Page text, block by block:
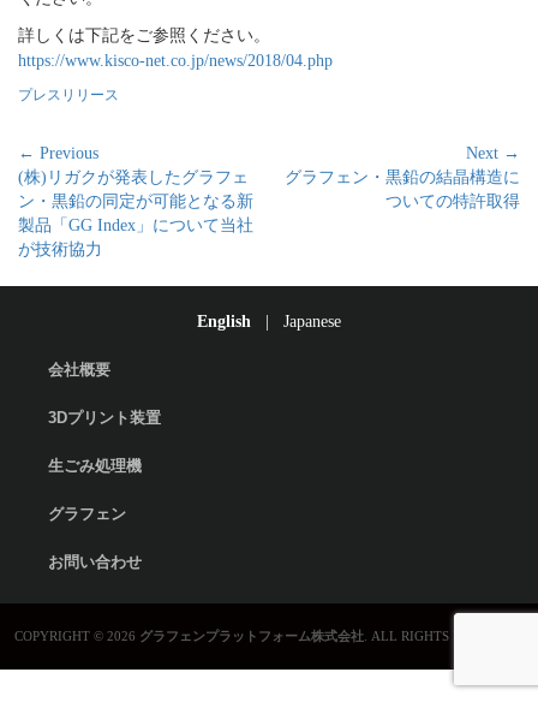
詳しくは下記をご参照ください。
https://www.kisco-net.co.jp/news/2018/04.php
Categories
プレスリリース
投
稿
ナ
ビ
ゲ
← Previous
Previous
post:
(株)リガクが発表したグラフェ
ン・黒鉛の同定が可能となる新
製品「GG Index」について当社
が技術協力
Next →
Next
グラフェン・黒鉛の結晶構造に
ついての特許取得
English Japanese
会社概要
3Dプリント装置
生ごみ処理機
グラフェン
お問い合わせ
COPYRIGHT © 2026 グラフェンプラットフォーム株式会社 . ALL RIGHTS RESERVED.